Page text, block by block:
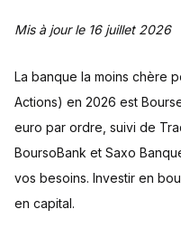
Analyse de Saxo Banque
Peut-on ouvrir un PEA
Possibilités et
Comparaison des
Comment réduire les
Stratégies pour
Astuces pour
Mis à jour le 16 juillet 2026
La banque la moins chère
Actions) en 2026 est
euro par ordre, suivi de
BoursoBank et Saxo
vos besoins. Investir en
en capital.